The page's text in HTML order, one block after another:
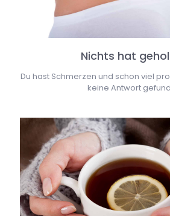
Nichts hat
Du hast Schmerzen und schon viel
keine Antwort